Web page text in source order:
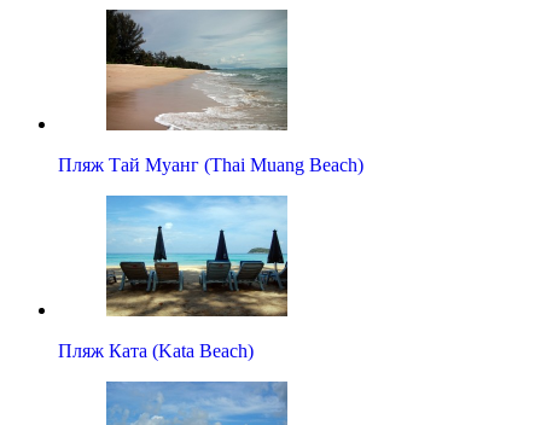
Пляж Тай Муанг (Thai Muang Beach)
Пляж Ката (Kata Beach)